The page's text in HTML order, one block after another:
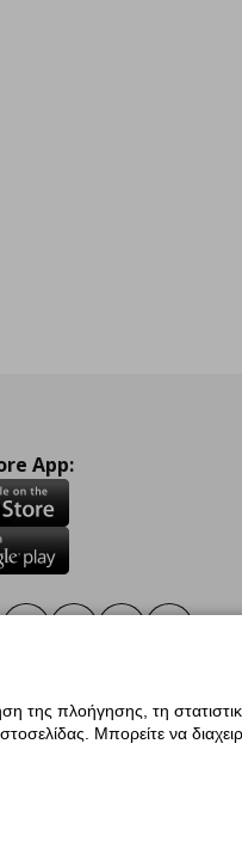
App:
της πλοήγησης, τη
Μπορείτε να